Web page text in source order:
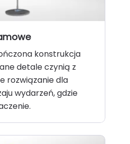
konstrukcja
detale czynią z
rozwiązanie dla
wydarzeń, gdzie